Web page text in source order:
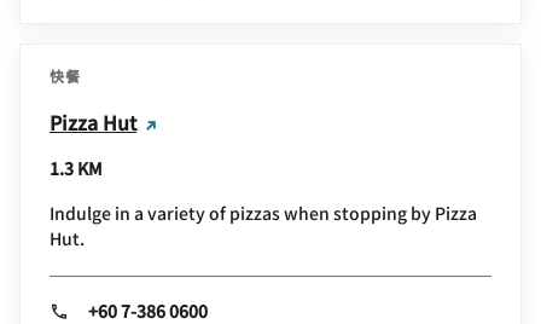
快餐
Pizza Hut
1.3 KM
Indulge in a variety of pizzas when stopping by Pizza
Hut.
+60 7-386 0600